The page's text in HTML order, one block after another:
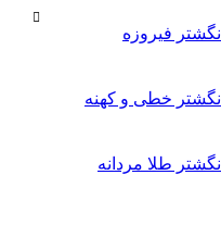
انگشتر فیروزه
انگشتر خطی و کهنه
انگشتر طلا مردانه